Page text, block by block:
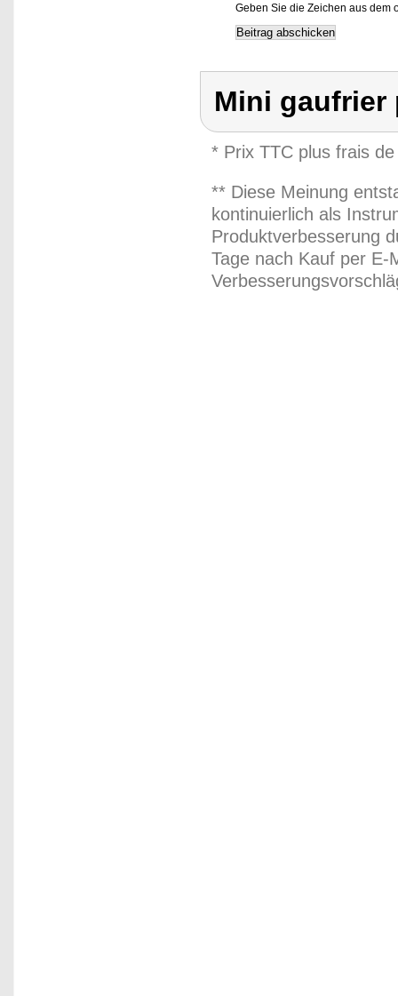
Geben Sie die Zeichen aus dem
Mini gaufrier
* Prix TTC plus frais
** Diese Meinung
kontinuierlich als
Produktverbesserung
Tage nach Kauf per E-